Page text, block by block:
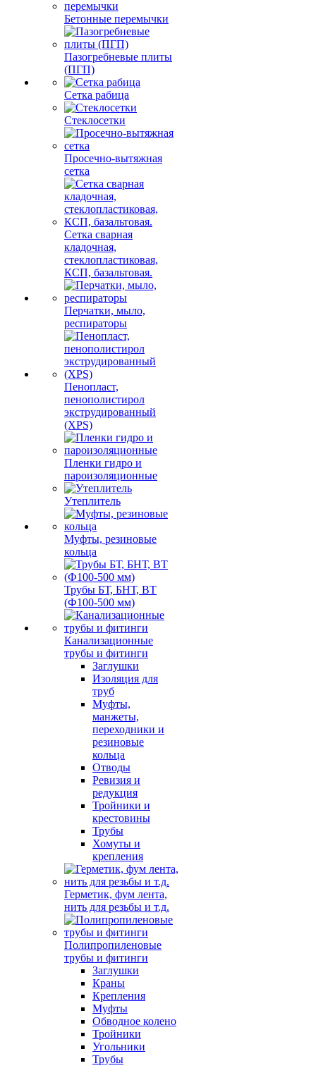
Бетонные перемычки
Пазогребневые плиты
(ПГП)
Сетка рабица
Стеклосетки
Просечно-вытяжная
сетка
Сетка сварная
кладочная,
стеклопластиковая,
КСП, базальтовая.
Перчатки, мыло,
респираторы
Пенопласт,
пенополистирол
экструдированный
(XPS)
Пленки гидро и
пароизоляционные
Утеплитель
Муфты, резиновые
кольца
Трубы БТ, БНТ, ВТ
(Ф100-500 мм)
Канализационные
трубы и фитинги
Заглушки
Изоляция для
труб
Муфты,
манжеты,
переходники и
резиновые
кольца
Отводы
Ревизия и
редукция
Тройники и
крестовины
Трубы
Хомуты и
крепления
Герметик, фум лента,
нить для резьбы и т.д.
Полипропиленовые
трубы и фитинги
Заглушки
Краны
Крепления
Муфты
Обводное колено
Тройники
Угольники
Трубы